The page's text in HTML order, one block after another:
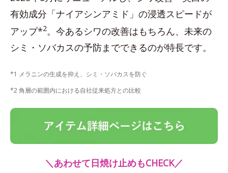
有効成分「ナイアシンアミド」の浸透スピードが
アップ*2。今あるシワの改善はもちろん、未来の
シミ・ソバカスの予防までできるのが特長です。
*1 メラニンの生成を抑え、シミ・ソバカスを防ぐ
*2 角層の範囲内における自社従来処方との比較
＼あわせて日焼け止めもCHECK／